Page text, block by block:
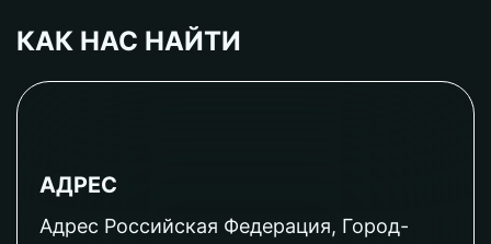
КАК НАС НАЙТИ
АДРЕС
Адрес Российская Федерация, Город-